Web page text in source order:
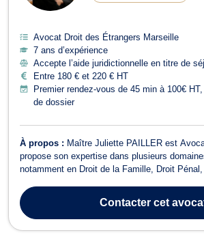
Avocat Droit des Étrangers Marseille
7 ans d’expérience
Accepte l’aide juridictionnelle en titre de
Entre 180 € et 220 € HT
Premier rendez-vous de 45 min à 100€
de dossier
À propos : Maître Juliette PAILLER est
propose son expertise dans plusieurs
notamment en Droit de la Famille, Droit Pénal,
des victimes. Faisant preuve de pugnacité et
PAILLER s'engage ...Contactercet